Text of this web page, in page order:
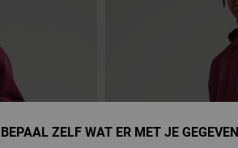
BEPAAL ZELF WAT ER MET JE